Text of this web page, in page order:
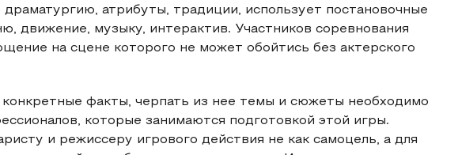
атрибуты, традиции, использует постановочные
движение, музыку, интерактив. Участников соревнования
на сцене которого не может обойтись без актерского
конкретные факты, черпать из нее темы и сюжеты необходимо
которые занимаются подготовкой этой игры.
и режиссеру игрового действия не как самоцель, а для